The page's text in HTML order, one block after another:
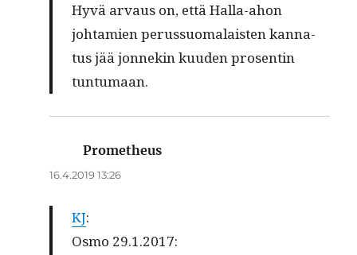
Hyvä arvaus on, että Hal­la-ahon
johtamien perus­suo­ma­lais­ten kan­na­
tus jää jon­nekin kuu­den pros­entin
tuntumaan.
Prometheus
16.4.2019 13:26
KJ:
Osmo 29.1.2017: